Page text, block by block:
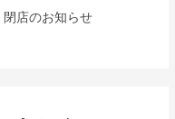
閉店のお知らせ